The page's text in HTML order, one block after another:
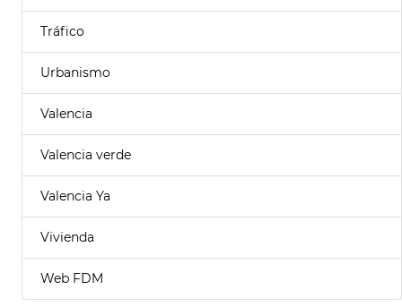
Tráfico
Urbanismo
Valencia
Valencia verde
Valencia Ya
Vivienda
Web FDM